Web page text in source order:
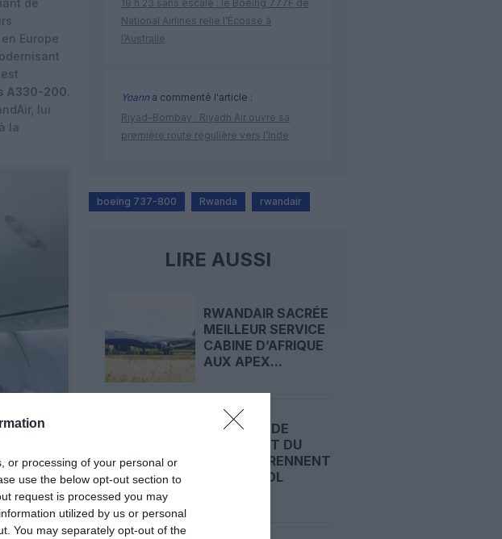
or processing of your personal or
use the below opt-out section to
request is processed you may
utilized by us or personal
You may separately opt-out of the
de
Europe
A330-200.
lui
la
19 h 23 sans escale : le Boeing 777F de
National Airlines relie l’Écosse à
l’Australie
Yoann a commenté l'article :
Riyad–Bombay : Riyadh Air ouvre sa
première route régulière vers l’Inde
boeing 737-800 Rwanda rwandair
LIRE AUSSI
RWANDAIR SACRÉE
MEILLEUR SERVICE
CABINE D’AFRIQUE
AUX APEX...
L’AFRIQUE DE
L’OUEST ET DU
CENTRE PRENNENT
LEUR ENVOL